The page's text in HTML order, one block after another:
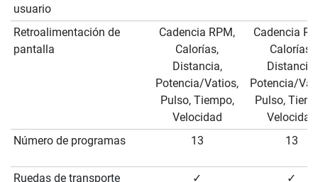
usuario
Retroalimentación de
pantalla
Cadencia RPM,
Calorías,
Distancia,
Potencia/Vatios,
Pulso, Tiempo,
Velocidad
Cadencia
Calorías,
Distancia,
Potencia/
Pulso,
Velocidad
Número de programas
13 13
Ruedas de transporte ✓
✓